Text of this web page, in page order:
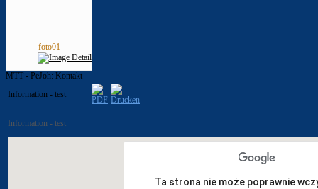
foto01
MTT - PeJoh: Kontakt
Information - test
Information - test
Ta strona nie może poprawnie